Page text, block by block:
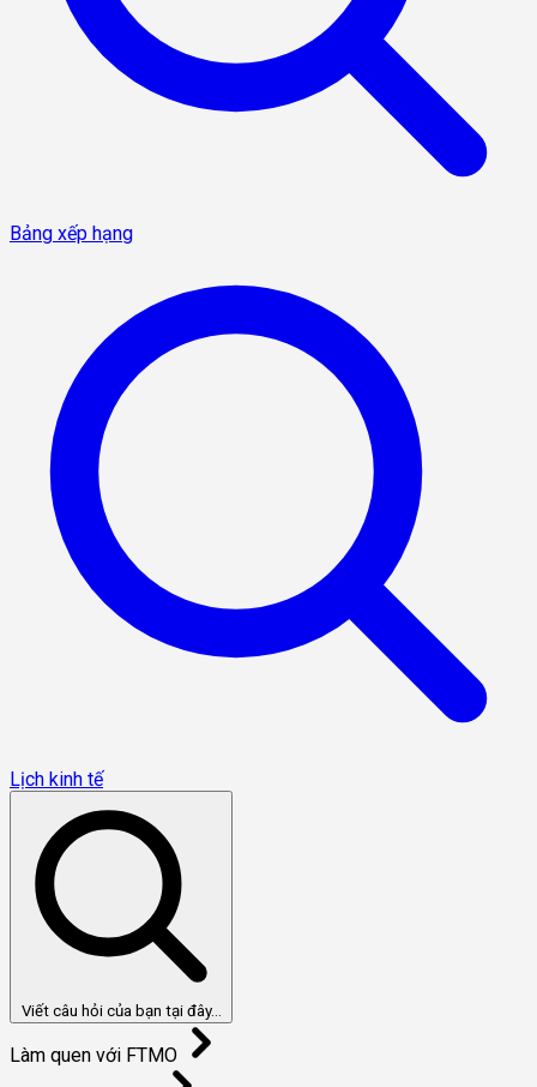
Bảng xếp hạng
Lịch kinh tế
Viết câu hỏi của bạn tại đây...
Làm quen với FTMO